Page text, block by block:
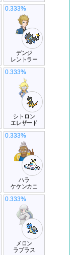
デンジ
レントラー
0.333%
シトロン
エレザード
0.333%
ハラ
ケケンカニ
0.333%
メロン
ラプラス
0.333%